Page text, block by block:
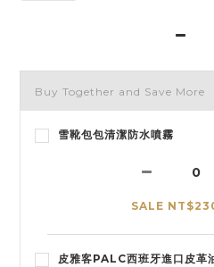
Buy Together and Save More
雪靴包包清潔防水噴霧
SALE
皮雅客PALC西班牙進口皮革